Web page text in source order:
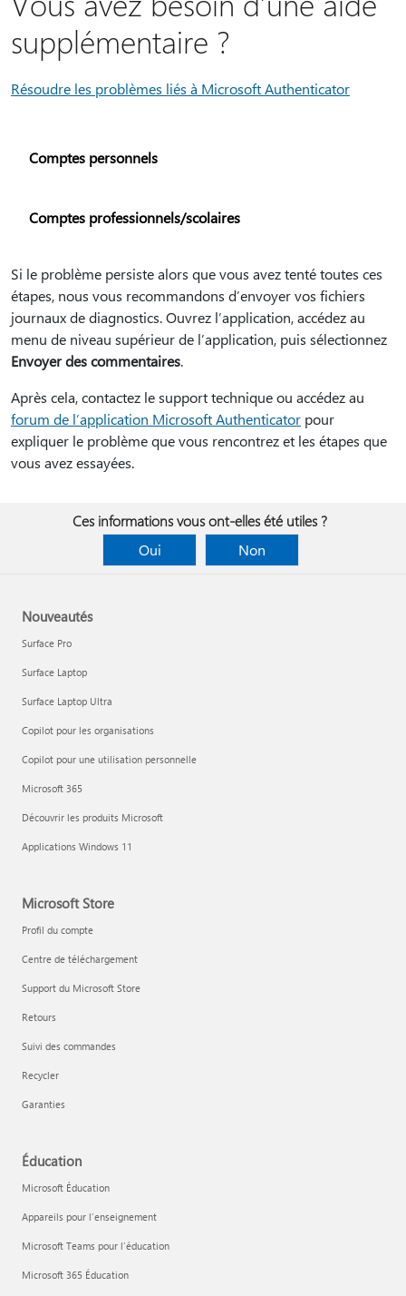
supplémentaire ?
Résoudre les problèmes liés à Microsoft Authenticator
Comptes personnels
Comptes professionnels/scolaires
Si le problème persiste alors que vous avez tenté toutes ces
étapes, nous vous recommandons d’envoyer vos fichiers
journaux de diagnostics. Ouvrez l’application, accédez au
menu de niveau supérieur de l’application, puis sélectionnez
Envoyer des commentaires.
Après cela, contactez le support technique ou accédez au
forum de l’application Microsoft Authenticator pour
expliquer le problème que vous rencontrez et les étapes que
vous avez essayées.
Ces informations vous ont-elles été utiles ?
Oui
Non
Nouveautés
Surface Pro
Surface Laptop
Surface Laptop Ultra
Copilot pour les organisations
Copilot pour une utilisation personnelle
Microsoft 365
Découvrir les produits Microsoft
Applications Windows 11
Microsoft Store
Profil du compte
Centre de téléchargement
Support du Microsoft Store
Retours
Suivi des commandes
Recycler
Garanties
Éducation
Microsoft Éducation
Appareils pour l’enseignement
Microsoft Teams pour l’éducation
Microsoft 365 Éducation